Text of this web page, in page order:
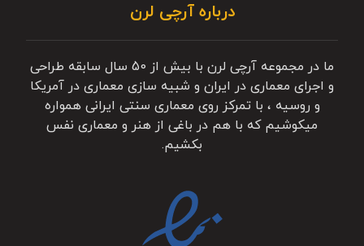
درباره آرچی لرن
ما در مجموعه آرچی لرن با بیش از 50 سال سابقه طراحی
و اجرای معماری در ایران و شبیه سازی معماری در آمریکا
و روسیه ، با تمرکز روی معماری سنتی ایرانی همواره
میکوشیم که با هم در باغی از هنر و معماری نفس
بکشیم.